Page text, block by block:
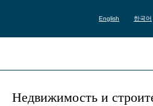
English 한국어
Недвижимость и